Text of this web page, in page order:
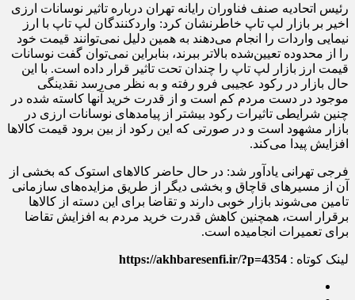
رئیس اتحادیه صنف فناوران رایانه تهران درباره تاثیر نوسانات ارزی
اخیر بر بازار لپ تاپ خاطرنشان کرد: واردکنندگان لپ تاپ با ارز
نیمایی واردات را انجام می‌دهند به همین دلیل نمی‌توانند قیمت خود
را از محدوده تعیین‌شده بالاتر ببرند، بنابراین نمی‌توان گفت نوسانات
قیمت ارز بازار لپ تاپ را چندان تحت تاثیر قرار داده است. با این
حال بازار در رکود عجیبی فرو رفته و به نظر می‌رسد نقدینگی
موجود در دست مردم کم است و از قدرت خرید آنها کاسته شده در
چنین شرایطی تاثیرات رکود بیشتر از پیامدهای نوسانات ارزی در
بازار مشهود است و در صورتی که این رکود از بین برود قیمت کالاها
افزایش پیدا می‌کند.
فرجی تهرانی یادآور شد: در حال حاضر کالاهای استوک که بخشی از
آن از مسیرهای قاچاق و بخشی دیگر از طریق مزایده‌های سازمانی
تامین می‌شوند بازار خوبی دارند و تقاضا برای این دسته از کالاها
برقرار است، همچنین کاهش قدرت خرید مردم به افزایش تقاضا
برای تعمیرات انجامیده است.
لینک کوتاه : https://akhbaresenfi.ir/?p=4354